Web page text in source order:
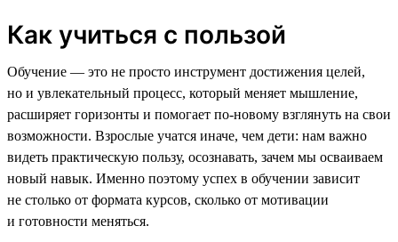
Как учиться с пользой
Обучение — это не просто инструмент достижения целей,
но и увлекательный процесс, который меняет мышление,
расширяет горизонты и помогает по-новому взглянуть на свои
возможности. Взрослые учатся иначе, чем дети: нам важно
видеть практическую пользу, осознавать, зачем мы осваиваем
новый навык. Именно поэтому успех в обучении зависит
не столько от формата курсов, сколько от мотивации
и готовности меняться.